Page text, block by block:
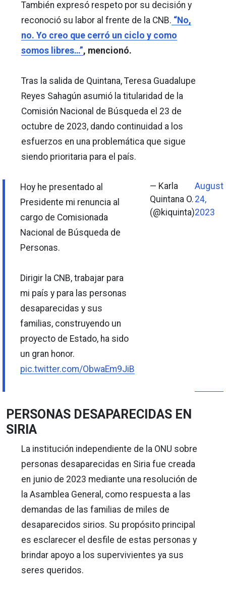
También expresó respeto por su decisión y
reconoció su labor al frente de la CNB. “No,
no. Yo creo que cerró un ciclo y como
somos libres…”, mencionó.
Tras la salida de Quintana, Teresa Guadalupe
Reyes Sahagún asumió la titularidad de la
Comisión Nacional de Búsqueda el 23 de
octubre de 2023, dando continuidad a los
esfuerzos en una problemática que sigue
siendo prioritaria para el país.
Hoy he presentado al
Presidente mi renuncia al
cargo de Comisionada
Nacional de Búsqueda de
Personas.
Dirigir la CNB, trabajar para
mi país y para las personas
desaparecidas y sus
familias, construyendo un
proyecto de Estado, ha sido
un gran honor.
pic.twitter.com/ObwaEm9JiB
— Karla
Quintana O.
(@kiquinta)
August
24,
2023
PERSONAS DESAPARECIDAS EN
SIRIA
La institución independiente de la ONU sobre
personas desaparecidas en Siria fue creada
en junio de 2023 mediante una resolución de
la Asamblea General, como respuesta a las
demandas de las familias de miles de
desaparecidos sirios. Su propósito principal
es esclarecer el desfile de estas personas y
brindar apoyo a los supervivientes ya sus
seres queridos.